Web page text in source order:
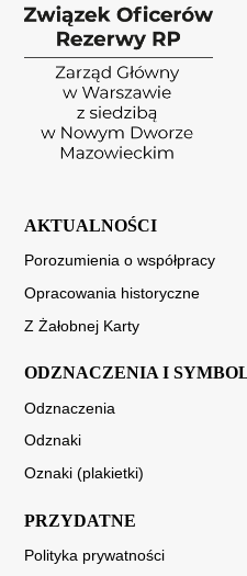
AKTUALNOŚCI
Porozumienia o współpracy
Opracowania historyczne
Z Żałobnej Karty
ODZNACZENIA I
Odznaczenia
Odznaki
Oznaki (plakietki)
PRZYDATNE
Polityka prywatności